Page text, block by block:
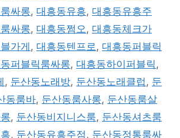
싸롱, 대흥동유흥, 대흥동유흥주
싸롱, 대흥동쩜오, 대흥동체크가
가게 , 대흥동텐프로, 대흥동퍼블릭
퍼블릭룸싸롱, 대흥동하이퍼블릭,
, 둔산동노래방, 둔산동노래클럽, 둔
동룸바, 둔산동룸사롱, 둔산동룸살
, 둔산동비지니스룸, 둔산동셔츠룸
, 둔산동유흥주점, 둔산동정통룸싸